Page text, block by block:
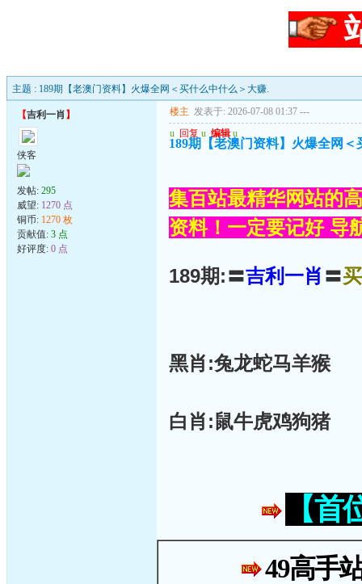
主题 : 189期【老澳门资料】火爆全网＜买什么中什么＞大赚.
【吉利一肖 】
侠客
发帖: 295
威望: 1270 点
铜币: 1270 枚
贡献值: 3 点
好评度: 0 点
楼主 发表于: 2026-07-08 01:37 ---
u 回复 u 编辑 u
189期【老澳门资料】火爆全网
集百站最精华网站的
资料！一定要记好 导
189期:〓吉利一肖 〓
黑肖:兔龙蛇马羊猴
白肖:鼠牛虎鸡狗猪
【
49高手